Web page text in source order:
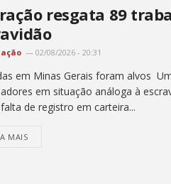
resgata 89
02/08/2026 - 20:31
em Minas Gerais foram alvos
em situação análoga à
de registro em carteira...
MAIS